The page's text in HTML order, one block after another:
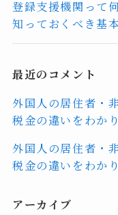
登録支援機関って
知っておくべき基
最近のコメント
外国人の居住者・
税金の違いをわか
外国人の居住者・
税金の違いをわか
アーカイブ